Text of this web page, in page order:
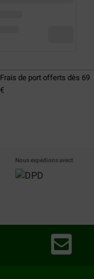
Frais de port offerts dès 69
€
Nous expédions avect